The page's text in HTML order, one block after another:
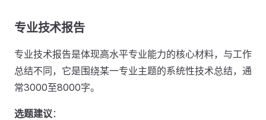
专业技术报告
专业技术报告是体现高水平专业能力的核心材料，与工作
总结不同，它是围绕某一专业主题的系统性技术总结，通
常3000至8000字。
选题建议：